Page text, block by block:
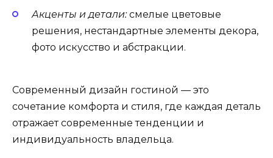
Акценты и детали:смелые цветовые
решения, нестандартные элементы декора,
фото искусство и абстракции.
Современный дизайн гостиной — это
сочетание комфорта и стиля, где каждая деталь
отражает современные тенденции и
индивидуальность владельца.